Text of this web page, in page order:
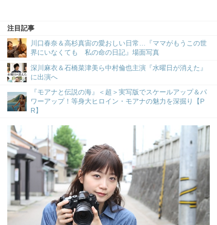
注目記事
川口春奈＆高杉真宙の愛おしい日常…『ママがもうこの世
界にいなくても 私の命の日記』場面写真
深川麻衣＆石橋菜津美ら中村倫也主演『水曜日が消えた』
に出演へ
『モアナと伝説の海』＜超＞実写版でスケールアップ＆パ
ワーアップ！等身大ヒロイン・モアナの魅力を深掘り【P
R】